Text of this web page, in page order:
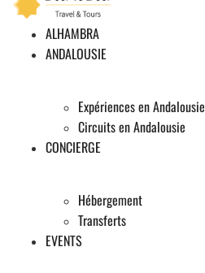
ALHAMBRA
ANDALOUSIE
Expériences en Andalousie
Circuits en Andalousie
CONCIERGE
Hébergement
Transferts
EVENTS